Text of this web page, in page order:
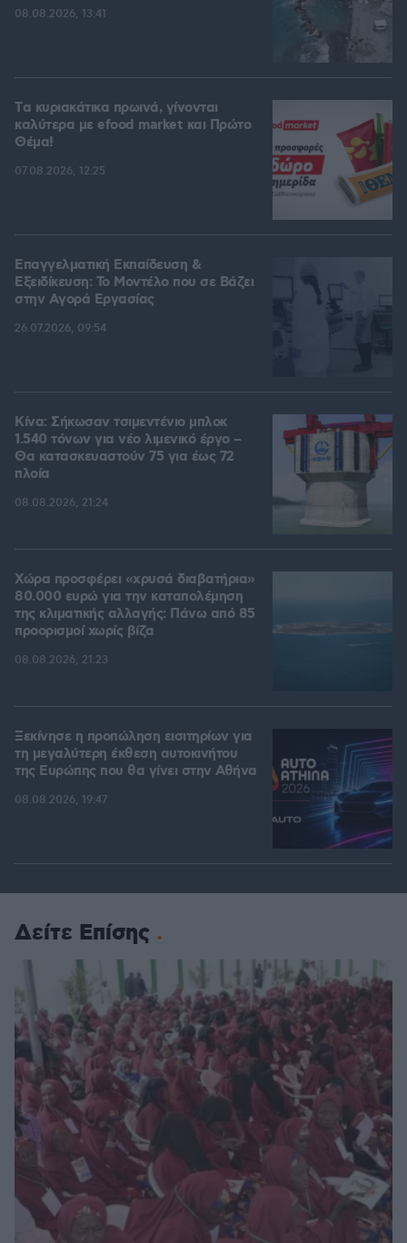
08.08.2026, 13:41
Tα κυριακάτικα πρωινά, γίνονται
καλύτερα με efood market και Πρώτο
Θέμα!
07.08.2026, 12:25
Επαγγελματική Εκπαίδευση &
Εξειδίκευση: Το Mοντέλο που σε Bάζει
στην Aγορά Eργασίας
26.07.2026, 09:54
Κίνα: Σήκωσαν τσιμεντένιο μπλοκ
1.540 τόνων για νέο λιμενικό έργο –
Θα κατασκευαστούν 75 για έως 72
πλοία
08.08.2026, 21:24
Χώρα προσφέρει «χρυσά διαβατήρια»
80.000 ευρώ για την καταπολέμηση
της κλιματικής αλλαγής: Πάνω από 85
προορισμοί χωρίς βίζα
08.08.2026, 21:23
Ξεκίνησε η προπώληση εισιτηρίων για
τη μεγαλύτερη έκθεση αυτοκινήτου
της Ευρώπης που θα γίνει στην Αθήνα
08.08.2026, 19:47
Δείτε Επίσης